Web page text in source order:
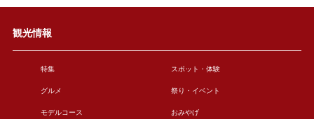
観光情報
特集 スポット・体験
グルメ 祭り・イベント
モデルコース おみやげ